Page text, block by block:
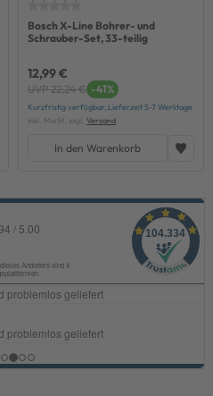
Bosch X-Line Bohrer- und
Schrauber-Set, 33-teilig
12,99 €
UVP 22,24 € -41%
Kurzfristig verfügbar, Lieferzeit 5-7 Werktage
inkl. MwSt. zzgl. Versand
In den Warenkorb